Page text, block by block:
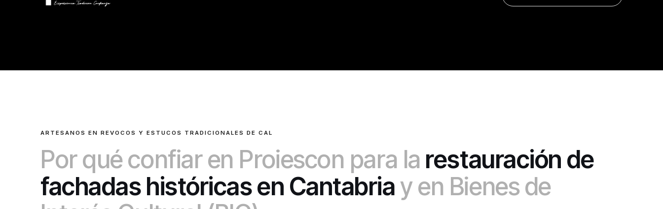
ARTESANOS EN REVOCOS Y ESTUCOS TRADICIONALES DE CAL
Por qué confiar en Proiescon para la restauración de
fachadas históricas en Cantabriay en Bienes de